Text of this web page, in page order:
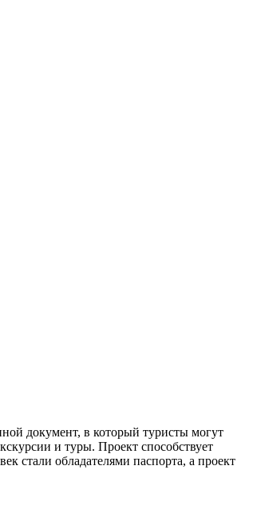
документ, в который туристы могут
и туры. Проект способствует
стали обладателями паспорта, а проект